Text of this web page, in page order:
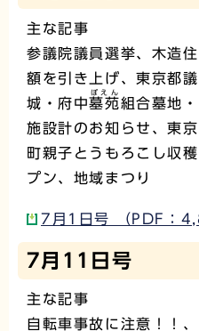
主な記事
参議院議員選挙、木造
額を引き上げ、東京都
城・府中墓苑
ぼえん
組合墓地
施設計のお知らせ、東
町親子とうもろこし収
プン、地域まつり
7月1日号 （PDF：
7月11日号
主な記事
自転車事故に注意！！